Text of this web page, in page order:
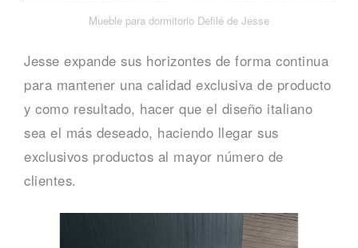
Mueble para dormitorio Defilé de Jesse
Jesse expande sus horizontes de forma continua
para mantener una calidad exclusiva de producto
y como resultado, hacer que el diseño italiano
sea el más deseado, haciendo llegar sus
exclusivos productos al mayor número de
clientes.